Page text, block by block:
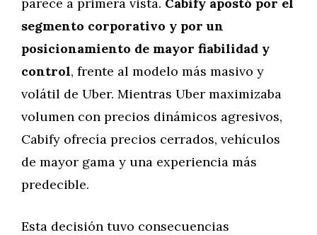
segmento corporativo y por un
posicionamiento de mayor fiabilidad y
control, frente al modelo más masivo y
volátil de Uber. Mientras Uber maximizaba
volumen con precios dinámicos agresivos,
Cabify ofrecía precios cerrados, vehículos
de mayor gama y una experiencia más
predecible.
Esta decisión tuvo consecuencias